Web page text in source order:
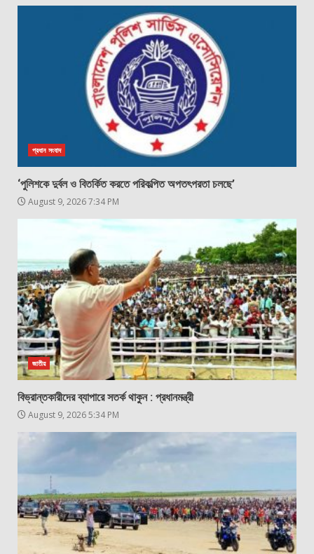
প্রধান সংবাদ
‘পুলিশকে দুর্বল ও বিতর্কিত করতে পরিকল্পিত অপতৎপরতা চলছে’
August 9, 2026 7:34 PM
জাতীয়
বিভ্রান্তকারীদের ব্যাপারে সতর্ক থাকুন : প্রধানমন্ত্রী
August 9, 2026 5:34 PM